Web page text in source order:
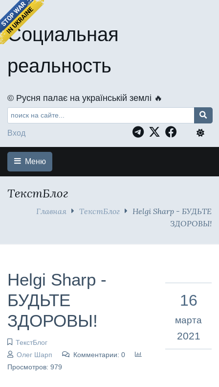
Социальная
реальность
©️ Русня палає на українській землі 🔥
Вход
Меню
ТекстБлог
Главная ТекстБлог
Helgi Sharp - БУДЬТЕ
ЗДОРОВЫ!
Helgi Sharp -
БУДЬТЕ
ЗДОРОВЫ!
ТекстБлог
Олег Шарп
Комментарии: 0
Просмотров: 979
16
марта
2021